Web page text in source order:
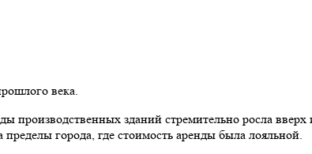
века.
производственных зданий стремительно росла
города, где стоимость аренды была лояльной.